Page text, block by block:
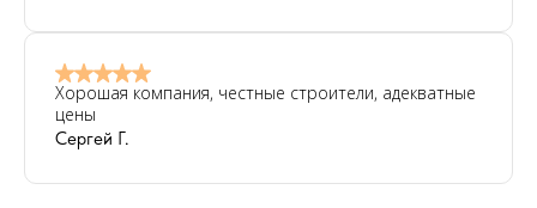
Хорошая компания, честные строители, адекватные
цены
Сергей Г.